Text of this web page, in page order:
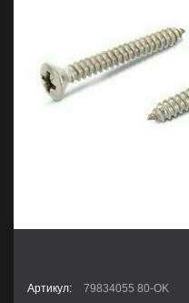
Артикул:
79834055 80-OK